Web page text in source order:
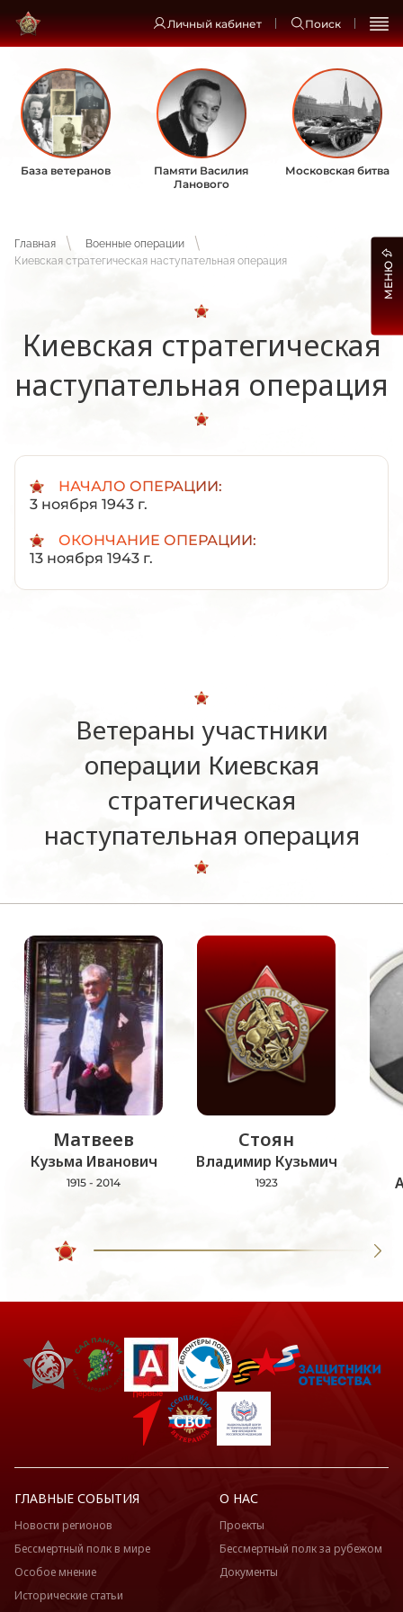
Личный кабинет Поиск
База ветеранов
Памяти Василия
Ланового
Московская битва
Главная
Военные операции
Киевская стратегическая наступательная операция
Киевская стратегическая
наступательная операция
НАЧАЛО ОПЕРАЦИИ:
3 ноября 1943 г.
ОКОНЧАНИЕ ОПЕРАЦИИ:
13 ноября 1943 г.
Ветераны участники
операции Киевская
стратегическая
наступательная операция
Матвеев
Кузьма Иванович
1915 - 2014
Стоян
Владимир Кузьмич
1923
МЕНЮ
ГЛАВНЫЕ СОБЫТИЯ
Новости регионов
Бессмертный полк в мире
Особое мнение
Исторические статьи
О НАС
Проекты
Бессмертный полк за рубежом
Документы